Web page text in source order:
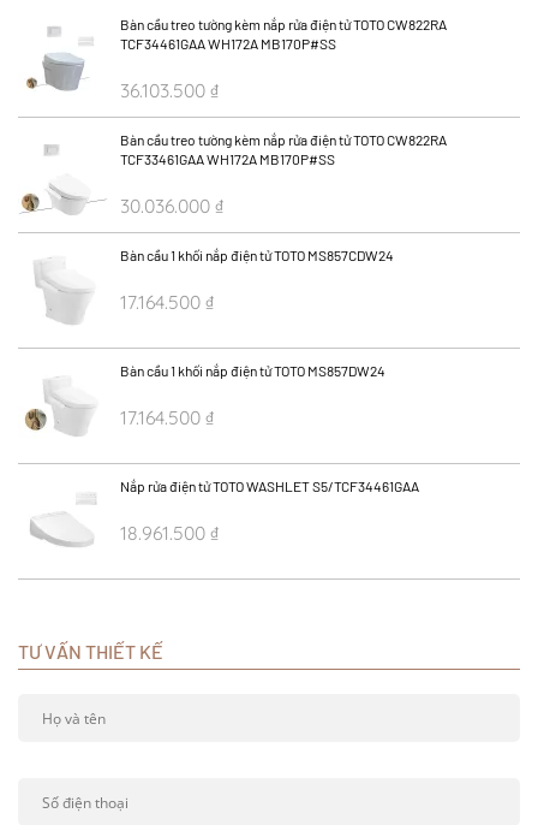
Bàn cầu treo tường kèm nắp rửa điện tử TOTO CW822RA
TCF34461GAA WH172A MB170P#SS
36.103.500 ₫
Bàn cầu treo tường kèm nắp rửa điện tử TOTO CW822RA
TCF33461GAA WH172A MB170P#SS
30.036.000 ₫
Bàn cầu 1 khối nắp điện tử TOTO MS857CDW24
17.164.500 ₫
Bàn cầu 1 khối nắp điện tử TOTO MS857DW24
17.164.500 ₫
Nắp rửa điện tử TOTO WASHLET S5/TCF34461GAA
18.961.500 ₫
TƯ VẤN THIẾT KẾ